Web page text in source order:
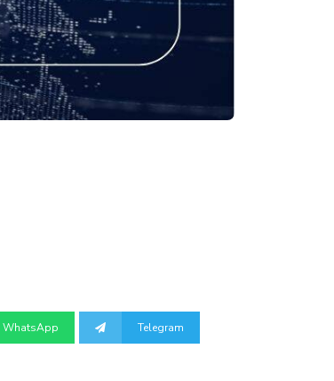
WhatsApp Telegram